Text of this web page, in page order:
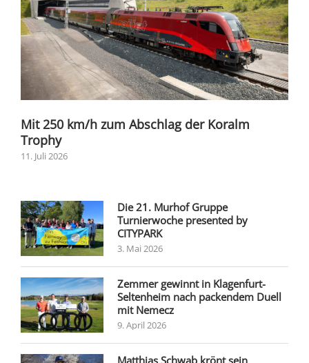
Mit 250 km/h zum Abschlag der Koralm
Trophy
11. Juli 2026
Die 21. Murhof Gruppe
Turnierwoche presented by
CITYPARK
3. Mai 2026
Zemmer gewinnt in Klagenfurt-
Seltenheim nach packendem Duell
mit Nemecz
9. April 2026
Matthias Schwab krönt sein